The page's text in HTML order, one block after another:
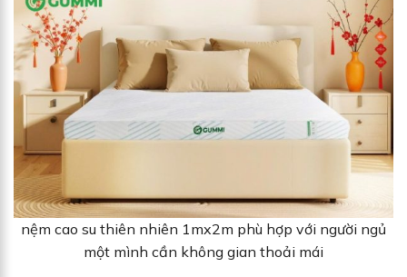
nệm cao su thiên nhiên 1mx2m phù hợp với người ngủ
một mình cần không gian thoải mái